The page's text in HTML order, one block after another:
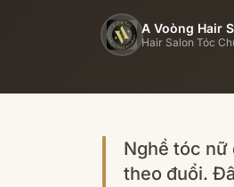
A Voòng Hair
Hair Salon Tóc
Nghề tóc nữ
theo đuổi.